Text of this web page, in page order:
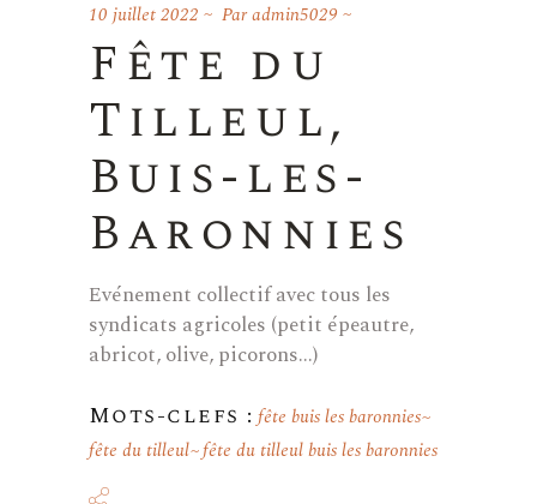
10 juillet 2022 Paradmin5029
Fête du
Tilleul,
Buis-les-
Baronnies
Evénement collectif avec tous les
syndicats agricoles (petit épeautre,
abricot, olive, picorons...)
Mots-clefs : fête buis les baronnies
fête du tilleul fête du tilleul buis les baronnies